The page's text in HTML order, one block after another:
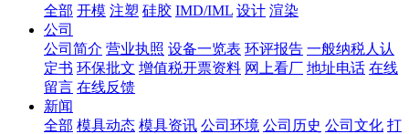
全部 开模 注塑 硅胶 IMD/IML 设计 渲染
公司
公司简介 营业执照 设备一览表 环评报告 一般纳税人认
定书 环保批文 增值税开票资料 网上看厂 地址电话 在线
留言 在线反馈
新闻
全部 模具动态 模具资讯 公司环境 公司历史 公司文化 打